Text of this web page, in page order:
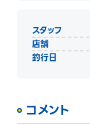
スタッフ
店舗
釣行日
コメント